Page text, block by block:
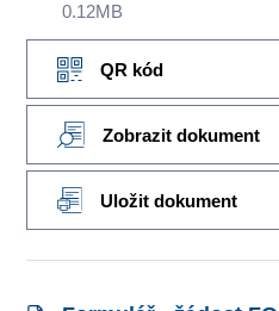
0.12MB
QR kód
Zobrazit dokument
Uložit dokument